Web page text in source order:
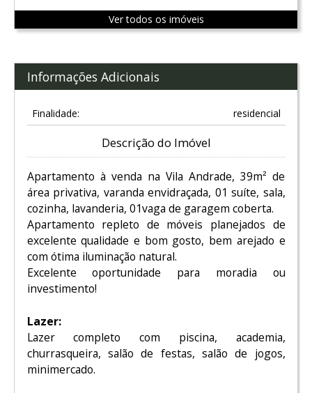
Ver todos os imóveis
Informações Adicionais
Finalidade: residencial
Descrição do Imóvel
Apartamento à venda na Vila Andrade, 39m² de
área privativa, varanda envidraçada, 01 suíte, sala,
cozinha, lavanderia, 01vaga de garagem coberta.
Apartamento repleto de móveis planejados de
excelente qualidade e bom gosto, bem arejado e
com ótima iluminação natural.
Excelente oportunidade para moradia ou
investimento!
Lazer:
Lazer completo com piscina, academia,
churrasqueira, salão de festas, salão de jogos,
minimercado.